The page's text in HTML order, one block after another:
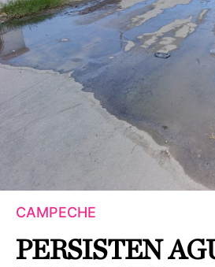
CAMPECHE
PERSISTEN